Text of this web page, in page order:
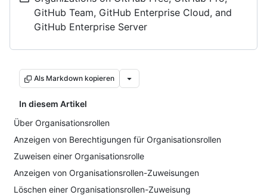
GitHub Team, GitHub Enterprise Cloud, and
GitHub Enterprise Server
Als Markdown kopieren
In diesem Artikel
Über Organisationsrollen
Anzeigen von Berechtigungen für Organisationsrollen
Zuweisen einer Organisationsrolle
Anzeigen von Organisationsrollen-Zuweisungen
Löschen einer Organisationsrollen-Zuweisung